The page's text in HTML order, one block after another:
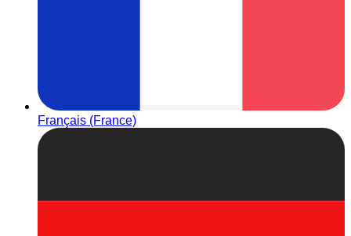
Français (France)